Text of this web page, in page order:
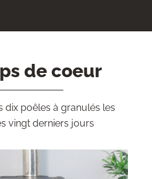
de coeur
dix poêles à granulés les
vingt derniers jours